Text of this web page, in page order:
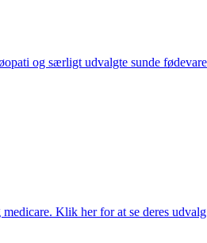
og særligt udvalgte sunde
Klik her for at se deres